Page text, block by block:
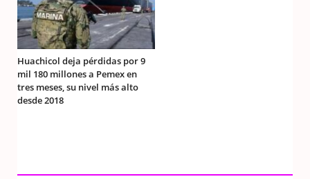
Huachicol deja pérdidas por 9
mil 180 millones a Pemex en
tres meses, su nivel más alto
desde 2018